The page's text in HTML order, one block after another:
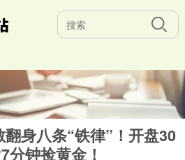
身八条“铁律”！开盘30
分钟捡黄金！